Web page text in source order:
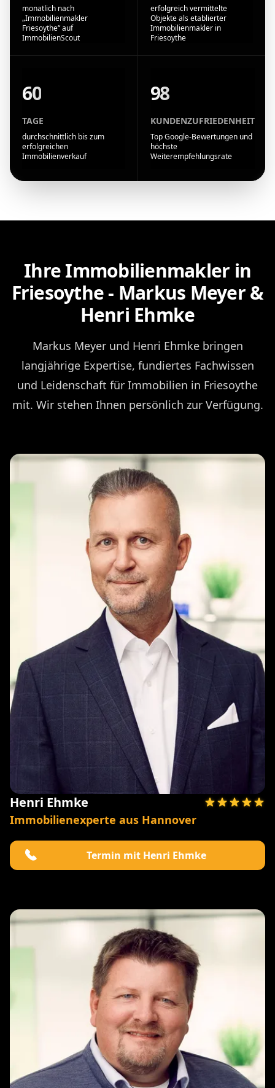
monatlich nach
„Immobilienmakler
Friesoythe“ auf
ImmobilienScout
erfolgreich vermittelte
Objekte als etablierter
Immobilienmakler in
Friesoythe
60
TAGE
durchschnittlich bis zum
erfolgreichen
Immobilienverkauf
98
KUNDENZUFRIEDENHEIT
Top Google-Bewertungen und
höchste
Weiterempfehlungsrate
Ihre Immobilienmakler in
Friesoythe - Markus Meyer &
Henri Ehmke
Markus Meyer und Henri Ehmke bringen
langjährige Expertise, fundiertes Fachwissen
und Leidenschaft für Immobilien in Friesoythe
mit. Wir stehen Ihnen persönlich zur Verfügung.
Henri Ehmke
Immobilienexperte aus Hannover
Termin mit Henri Ehmke